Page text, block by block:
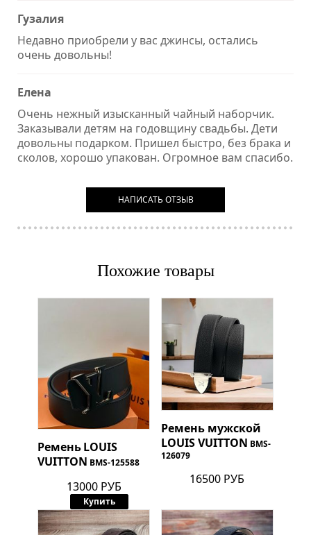
Гузалия
Недавно приобрели у вас джинсы, остались
очень довольны!
Елена
Очень нежный изысканный чайный наборчик.
Заказывали детям на годовщину свадьбы. Дети
довольны подарком. Пришел быстро, без брака и
сколов, хорошо упакован. Огромное вам спасибо.
НАПИСАТЬ ОТЗЫВ
Похожие товары
РеменьLOUIS
VUITTON BMS-125588
13000 РУБ
Купить
Ремень мужской
LOUIS VUITTON BMS-
126079
16500 РУБ